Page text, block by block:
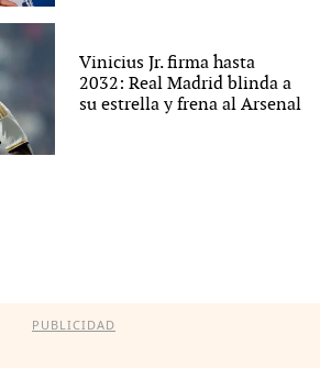
Vinicius Jr. firma hasta
2032: Real Madrid blinda a
su estrella y frena al Arsenal
PUBLICIDAD